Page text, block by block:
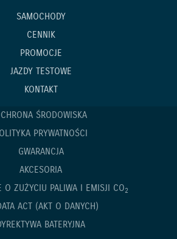
SAMOCHODY
CENNIK
PROMOCJE
JAZDY TESTOWE
KONTAKT
ŚRODOWISKA
PRYWATNOŚCI
GWARANCJA
AKCESORIA
O ZUŻYCIU PALIWA I EMISJI CO2
ACT (AKT O DANYCH)
BATERYJNA